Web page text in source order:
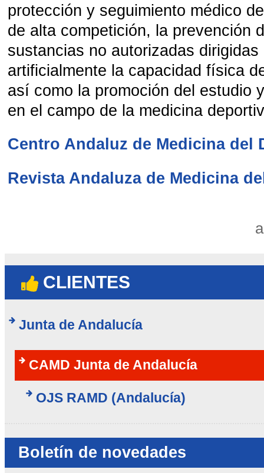
protección y seguimiento médico
de alta competición, la prevención
sustancias no autorizadas dirigidas
artificialmente la capacidad física
así como la promoción del estudio
en el campo de la medicina
Centro Andaluz de Medicina del
Revista Andaluza de Medicina
CLIENTES
Junta de Andalucía
CAMD Junta de Andalucía
OJS RAMD (Andalucía)
Boletín de novedades